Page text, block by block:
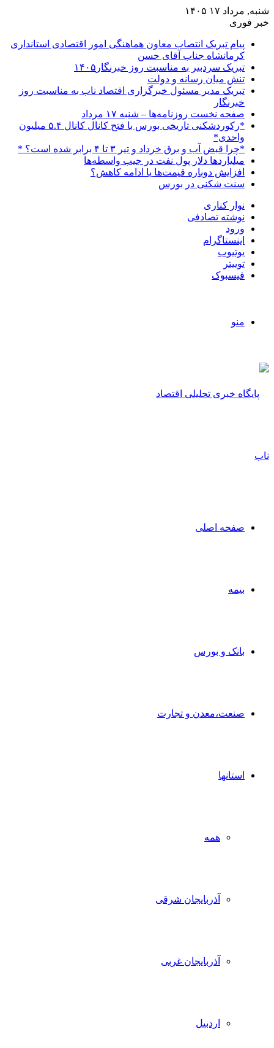
شنبه, مرداد ۱۷ ۱۴۰۵
خبر فوری
پیام تبریک انتصاب معاون هماهنگی امور اقتصادی استانداری
کرمانشاه جناب آقای حسن
تبریک سردبیر به مناسبت روز خبرنگار۱۴۰۵
تنش میان رسانه و دولت
تبریک مدیر مسئول خبرگزاری اقتصاد ناب به مناسبت روز
خبرنگار
صفحه نخست روزنامه‌ها – شنبه ۱۷ مرداد
*رکوردشکنی تاریخی بورس با فتح کانال کانال ۵.۴ میلیون
واحدی*
*چرا قبض آب و برق خرداد و تیر ۳ تا ۴ برابر شده است؟ *
میلیاردها دلار پول نفت در جیب واسطه‌ها
افزایش دوباره قیمت‌ها یا ادامه کاهش؟
سنت شکنی در بورس
نوار کناری
نوشته تصادفی
ورود
اینستاگرام
یوتیوب
توییتر
فیسبوک
منو
صفحه اصلی
بیمه
بانک و بورس
صنعت،معدن و تجارت
استانها
همه
آذربایجان شرقی
آذربایجان غربی
اردبیل